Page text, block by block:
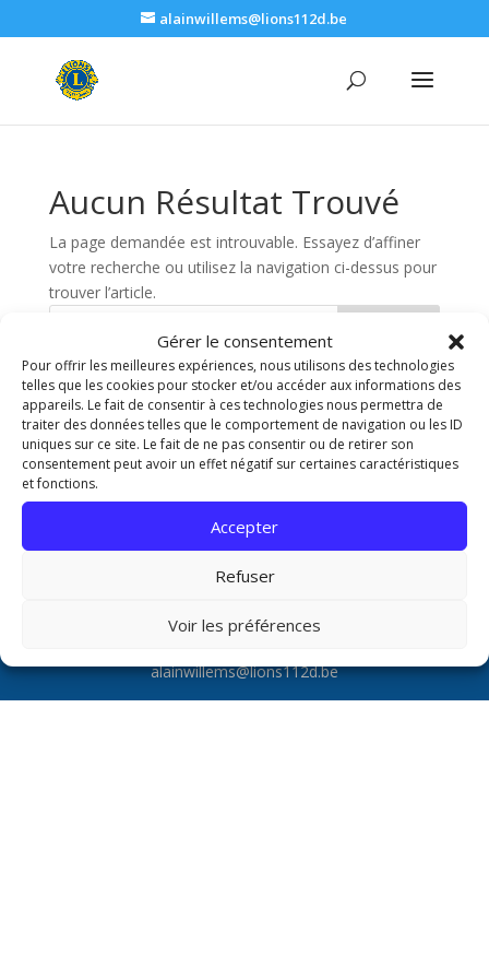
Gérer le consentement
Pour offrir les meilleures expériences, nous utilisons des technologies
telles que les cookies pour stocker et/ou accéder aux informations des
appareils. Le fait de consentir à ces technologies nous permettra de
traiter des données telles que le comportement de navigation ou les ID
uniques sur ce site. Le fait de ne pas consentir ou de retirer son
consentement peut avoir un effet négatif sur certaines caractéristiques
et fonctions.
Accepter
Refuser
Voir les préférences
alainwillems@lions112d.be
Aucun Résultat Trouvé
La page demandée est introuvable. Essayez d’affiner
votre recherche ou utilisez la navigation ci-dessus pour
trouver l’article.
Recent Posts
Recent Comments
Aucun commentaire à afficher.
alainwillems@lions112d.be